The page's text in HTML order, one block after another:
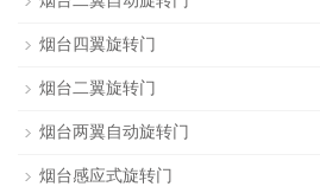
烟台四翼旋转门
烟台二翼旋转门
烟台两翼自动旋转门
烟台感应式旋转门